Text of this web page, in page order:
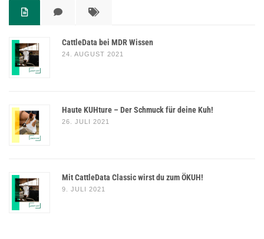
CattleData bei MDR Wissen
24. AUGUST 2021
Haute KUHture – Der Schmuck für deine Kuh!
26. JULI 2021
Mit CattleData Classic wirst du zum ÖKUH!
9. JULI 2021